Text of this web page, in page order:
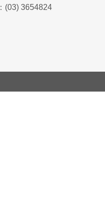
： (03) 3654824